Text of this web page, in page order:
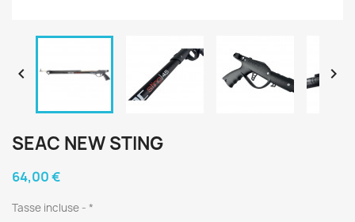
 
SEAC NEW STING
64,00 €
Tasse incluse *